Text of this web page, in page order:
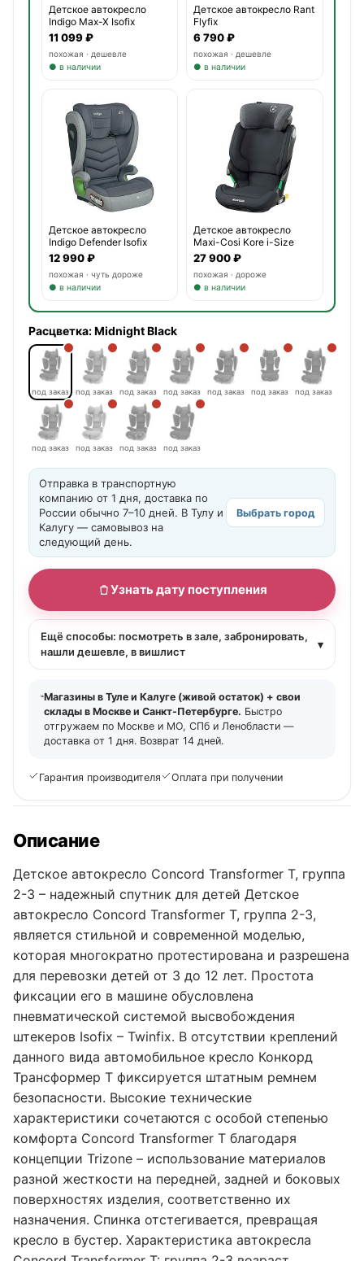
Детское автокресло
Indigo Max-X Isofix
11 099 ₽
похожая · дешевле
● в наличии
Детское автокресло Rant
Flyfix
6 790 ₽
похожая · дешевле
● в наличии
Детское автокресло
Indigo Defender Isofix
12 990 ₽
похожая · чуть дороже
● в наличии
Детское автокресло
Maxi-Cosi Kore i-Size
27 900 ₽
похожая · дороже
● в наличии
Расцветка:Midnight Black
под заказ под заказ под заказ под заказ под заказ под заказ под заказ
под заказ под заказ под заказ под заказ
Отправка в транспортную
компанию от 1 дня, доставка по
России обычно 7–10 дней. В Тулу и
Калугу — самовывоз на
следующий день.
Выбрать город
Узнать дату поступления
Ещё способы: посмотреть в зале, забронировать,
нашли дешевле, в вишлист
▾
Магазины в Туле и Калуге (живой остаток) + свои
склады в Москве и Санкт-Петербурге. Быстро
отгружаем по Москве и МО, СПб и Ленобласти —
доставка от 1 дня. Возврат 14 дней.
Гарантия производителя Оплата при получении
Описание
Детское автокресло Concord Transformer T, группа
2-3 – надежный спутник для детей Детское
автокресло Concord Transformer T, группа 2-3,
является стильной и современной моделью,
которая многократно протестирована и разрешена
для перевозки детей от 3 до 12 лет. Простота
фиксации его в машине обусловлена
пневматической системой высвобождения
штекеров Isofix – Twinfix. В отсутствии креплений
данного вида автомобильное кресло Конкорд
Трансформер Т фиксируется штатным ремнем
безопасности. Высокие технические
характеристики сочетаются с особой степенью
комфорта Concord Transformer T благодаря
концепции Trizone – использование материалов
разной жесткости на передней, задней и боковых
поверхностях изделия, соответственно их
назначения. Спинка отстегивается, превращая
кресло в бустер. Характеристика автокресла